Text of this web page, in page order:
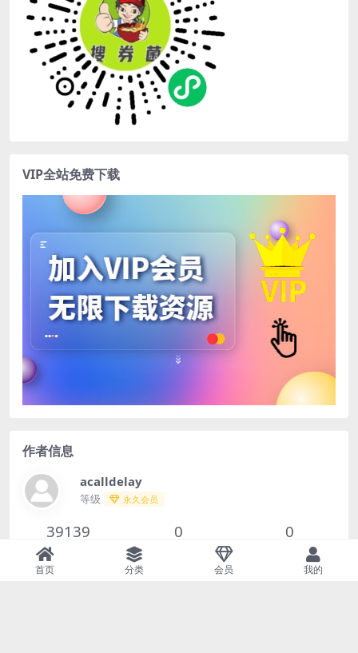
VIP全站免费下载
作者信息
acalldelay
等级 永久会员
39139 0 0
首页 分类 会员 我的